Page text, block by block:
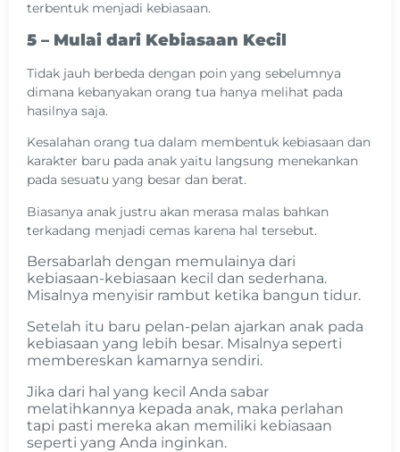
terbentuk menjadi kebiasaan.
5 – Mulai dari Kebiasaan Kecil
Tidak jauh berbeda dengan poin yang sebelumnya
dimana kebanyakan orang tua hanya melihat pada
hasilnya saja.
Kesalahan orang tua dalam membentuk kebiasaan dan
karakter baru pada anak yaitu langsung menekankan
pada sesuatu yang besar dan berat.
Biasanya anak justru akan merasa malas bahkan
terkadang menjadi cemas karena hal tersebut.
Bersabarlah dengan memulainya dari
kebiasaan-kebiasaan kecil dan sederhana.
Misalnya menyisir rambut ketika bangun tidur.
Setelah itu baru pelan-pelan ajarkan anak pada
kebiasaan yang lebih besar. Misalnya seperti
membereskan kamarnya sendiri.
Jika dari hal yang kecil Anda sabar
melatihkannya kepada anak, maka perlahan
tapi pasti mereka akan memiliki kebiasaan
seperti yang Anda inginkan.